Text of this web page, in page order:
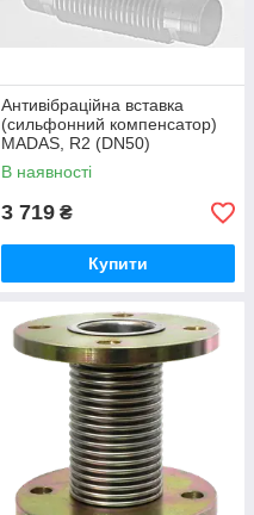
Антивібраційна вставка
(сильфонний компенсатор)
MADAS, R2 (DN50)
В наявності
3 719 ₴
Купити